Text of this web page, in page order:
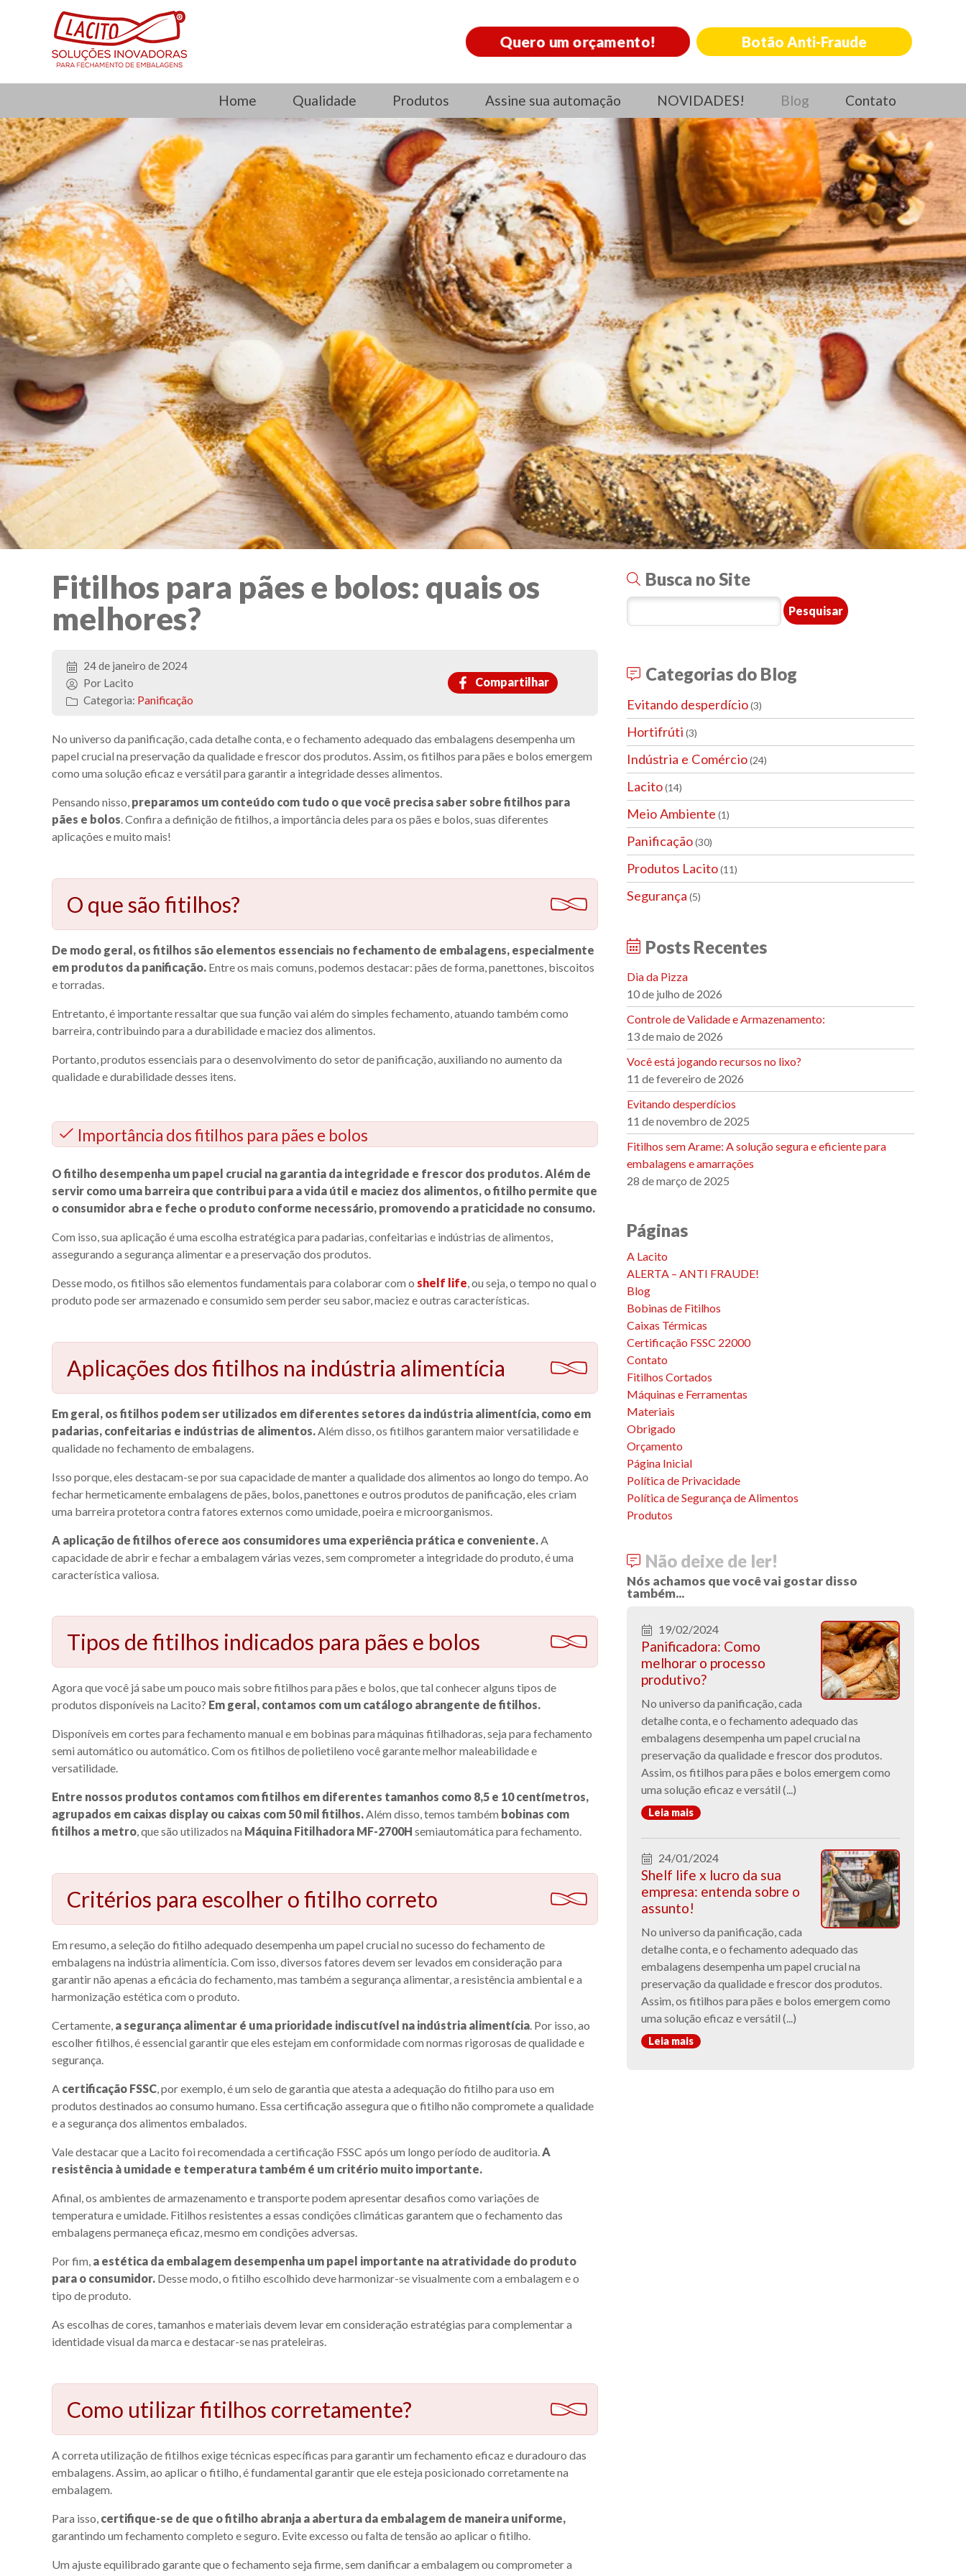
Quero um orçamento! Botão Anti-Fraude
Home Qualidade Produtos Assine sua automação NOVIDADES! Blog Contato
Fitilhos para pães e bolos: quais os
melhores?
24 de janeiro de 2024
Por Lacito
Categoria: Panificação
Compartilhar
No universo da panificação, cada detalhe conta, e o fechamento adequado das embalagens desempenha um
papel crucial na preservação da qualidade e frescor dos produtos. Assim, os fitilhos para pães e bolos emergem
como uma solução eficaz e versátil para garantir a integridade desses alimentos.
Pensando nisso, preparamos um conteúdo com tudo o que você precisa saber sobre fitilhos para
pães e bolos. Confira a definição de fitilhos, a importância deles para os pães e bolos, suas diferentes
aplicações e muito mais!
O que são fitilhos?
De modo geral, os fitilhos são elementos essenciais no fechamento de embalagens, especialmente
em produtos da panificação. Entre os mais comuns, podemos destacar: pães de forma, panettones, biscoitos
e torradas.
Entretanto, é importante ressaltar que sua função vai além do simples fechamento, atuando também como
barreira, contribuindo para a durabilidade e maciez dos alimentos.
Portanto, produtos essenciais para o desenvolvimento do setor de panificação, auxiliando no aumento da
qualidade e durabilidade desses itens.
Importância dos fitilhos para pães e bolos
O fitilho desempenha um papel crucial na garantia da integridade e frescor dos produtos. Além de
servir como uma barreira que contribui para a vida útil e maciez dos alimentos, o fitilho permite que
o consumidor abra e feche o produto conforme necessário, promovendo a praticidade no consumo.
Com isso, sua aplicação é uma escolha estratégica para padarias, confeitarias e indústrias de alimentos,
assegurando a segurança alimentar e a preservação dos produtos.
Desse modo, os fitilhos são elementos fundamentais para colaborar com o shelf life, ou seja, o tempo no qual o
produto pode ser armazenado e consumido sem perder seu sabor, maciez e outras características.
Aplicações dos fitilhos na indústria alimentícia
Em geral, os fitilhos podem ser utilizados em diferentes setores da indústria alimentícia, como em
padarias, confeitarias e indústrias de alimentos.Além disso, os fitilhos garantem maior versatilidade e
qualidade no fechamento de embalagens.
Isso porque, eles destacam-se por sua capacidade de manter a qualidade dos alimentos ao longo do tempo. Ao
fechar hermeticamente embalagens de pães, bolos, panettones e outros produtos de panificação, eles criam
uma barreira protetora contra fatores externos como umidade, poeira e microorganismos.
A aplicação de fitilhos oferece aos consumidores uma experiência prática e conveniente.A
capacidade de abrir e fechar a embalagem várias vezes, sem comprometer a integridade do produto, é uma
característica valiosa.
Tipos de fitilhos indicados para pães e bolos
Agora que você já sabe um pouco mais sobre fitilhos para pães e bolos, que tal conhecer alguns tipos de
produtos disponíveis na Lacito? Em geral, contamos com um catálogo abrangente de fitilhos.
Disponíveis em cortes para fechamento manual e em bobinas para máquinas fitilhadoras, seja para fechamento
semi automático ou automático. Com os fitilhos de polietileno você garante melhor maleabilidade e
versatilidade.
Entre nossos produtos contamos com fitilhos em diferentes tamanhos como 8,5 e 10 centímetros,
agrupados em caixas display ou caixas com 50 mil fitilhos.Além disso, temos também bobinas com
fitilhos a metro, que são utilizados na Máquina Fitilhadora MF-2700H semiautomática para fechamento.
Critérios para escolher o fitilho correto
Em resumo, a seleção do fitilho adequado desempenha um papel crucial no sucesso do fechamento de
embalagens na indústria alimentícia. Com isso, diversos fatores devem ser levados em consideração para
garantir não apenas a eficácia do fechamento, mas também a segurança alimentar, a resistência ambiental e a
harmonização estética com o produto.
Certamente, a segurança alimentar é uma prioridade indiscutível na indústria alimentícia. Por isso, ao
escolher fitilhos, é essencial garantir que eles estejam em conformidade com normas rigorosas de qualidade e
segurança.
A certificação FSSC, por exemplo, é um selo de garantia que atesta a adequação do fitilho para uso em
produtos destinados ao consumo humano. Essa certificação assegura que o fitilho não compromete a qualidade
e a segurança dos alimentos embalados.
Vale destacar que a Lacito foi recomendada a certificação FSSC após um longo período de auditoria.A
resistência à umidade e temperatura também é um critério muito importante.
Afinal, os ambientes de armazenamento e transporte podem apresentar desafios como variações de
temperatura e umidade. Fitilhos resistentes a essas condições climáticas garantem que o fechamento das
embalagens permaneça eficaz, mesmo em condições adversas.
Por fim, a estética da embalagem desempenha um papel importante na atratividade do produto
para o consumidor. Desse modo, o fitilho escolhido deve harmonizar-se visualmente com a embalagem e o
tipo de produto.
As escolhas de cores, tamanhos e materiais devem levar em consideração estratégias para complementar a
identidade visual da marca e destacar-se nas prateleiras.
Como utilizar fitilhos corretamente?
A correta utilização de fitilhos exige técnicas específicas para garantir um fechamento eficaz e duradouro das
embalagens. Assim, ao aplicar o fitilho, é fundamental garantir que ele esteja posicionado corretamente na
embalagem.
Para isso, certifique-se de que o fitilho abranja a abertura da embalagem de maneira uniforme,
garantindo um fechamento completo e seguro. Evite excesso ou falta de tensão ao aplicar o fitilho.
Um ajuste equilibrado garante que o fechamento seja firme, sem danificar a embalagem ou comprometer a
Busca no Site
Categorias do Blog
Evitando desperdício(3)
Hortifrúti (3)
Indústria e Comércio(24)
Lacito(14)
Meio Ambiente (1)
Panificação(30)
Produtos Lacito(11)
Segurança (5)
Posts Recentes
Dia da Pizza
10 de julho de 2026
Controle de Validade e Armazenamento:
13 de maio de 2026
Você está jogando recursos no lixo?
11 de fevereiro de 2026
Evitando desperdícios
11 de novembro de 2025
Fitilhos sem Arame: A solução segura e eficiente para
embalagens e amarrações
28 de março de 2025
Páginas
A Lacito
ALERTA – ANTI FRAUDE!
Blog
Bobinas de Fitilhos
Caixas Térmicas
Certificação FSSC 22000
Contato
Fitilhos Cortados
Máquinas e Ferramentas
Materiais
Obrigado
Orçamento
Página Inicial
Política de Privacidade
Política de Segurança de Alimentos
Produtos
Não deixe de ler!
Nós achamos que você vai gostar disso
também...
19/02/2024
Panificadora: Como
melhorar o processo
produtivo?
No universo da panificação, cada
detalhe conta, e o fechamento adequado das
embalagens desempenha um papel crucial na
preservação da qualidade e frescor dos produtos.
Assim, os fitilhos para pães e bolos emergem como
uma solução eficaz e versátil (...)
Leia mais
24/01/2024
Shelf life x lucro da sua
empresa: entenda sobre o
assunto!
No universo da panificação, cada
detalhe conta, e o fechamento adequado das
embalagens desempenha um papel crucial na
preservação da qualidade e frescor dos produtos.
Assim, os fitilhos para pães e bolos emergem como
uma solução eficaz e versátil (...)
Leia mais